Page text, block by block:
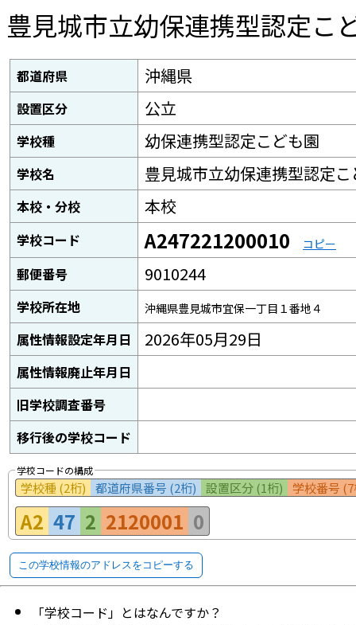
豊見城市立幼保連携型認定こ
都道府県 沖縄県
設置区分 公立
学校種 幼保連携型認定こども園
学校名 豊見城市立幼保連携型認定
本校・分校 本校
学校コード A247221200010 コピー
郵便番号 9010244
学校所在地 沖縄県豊見城市宜保一丁目１番地４
属性情報設定年月日 2026年05月29日
属性情報廃止年月日
旧学校調査番号
移行後の学校コード
学校コードの構成
学校種 (2桁) 都道府県番号 (2桁) 設置区分 (1桁) 学校番号
A2 47 2 2120001 0
この学校情報のアドレスをコピーする
「学校コード」とはなんですか？